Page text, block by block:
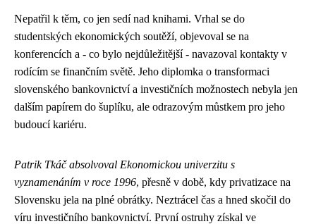
Nepatřil k těm, co jen sedí nad knihami. Vrhal se do
studentských ekonomických soutěží, objevoval se na
konferencích a - co bylo nejdůležitější - navazoval kontakty v
rodícím se finančním světě. Jeho diplomka o transformaci
slovenského bankovnictví a investičních možnostech nebyla jen
dalším papírem do šuplíku, ale odrazovým můstkem pro jeho
budoucí kariéru.
Patrik Tkáč absolvoval Ekonomickou univerzitu s
vyznamenáním v roce 1996, přesně v době, kdy privatizace na
Slovensku jela na plné obrátky. Neztrácel čas a hned skočil do
víru investičního bankovnictví. První ostruhy získal ve